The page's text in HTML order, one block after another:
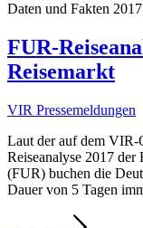
Daten und Fakten 2017
FUR-
Reisemarkt
VIR Pressemeldungen
Laut der auf dem VIR-
Reiseanalyse 2017 der
(FUR) buchen die
Dauer von 5 Tagen